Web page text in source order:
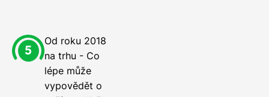
Od roku 2018
na trhu - Co
lépe může
vypovědět o